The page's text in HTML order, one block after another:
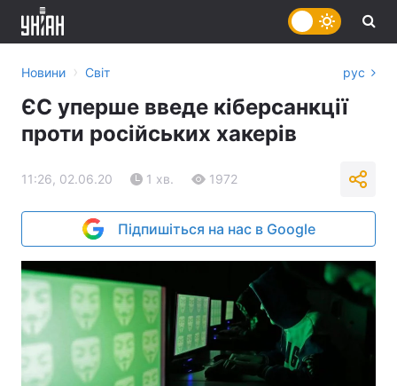
Новини › Світ рус
ЄС уперше введе кіберсанкції
проти російських хакерів
11:26, 02.06.20 1 хв. 1972
Підпишіться на нас в Google